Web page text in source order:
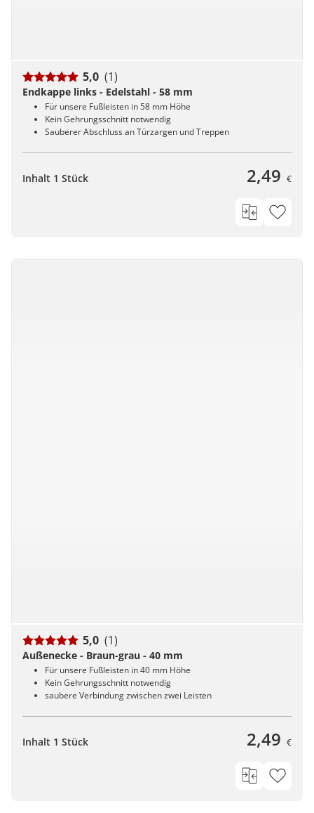
5,0 (1)
Endkappe links - Edelstahl - 58 mm
Für unsere Fußleisten in 58 mm Höhe
Kein Gehrungsschnitt notwendig
Sauberer Abschluss an Türzargen und Treppen
Inhalt 1 Stück 2,49 €
5,0 (1)
Außenecke - Braun-grau - 40 mm
Für unsere Fußleisten in 40 mm Höhe
Kein Gehrungsschnitt notwendig
saubere Verbindung zwischen zwei Leisten
Inhalt 1 Stück 2,49 €